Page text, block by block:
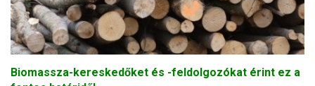
Biomassza-kereskedőket és -feldolgozókat érint ez a